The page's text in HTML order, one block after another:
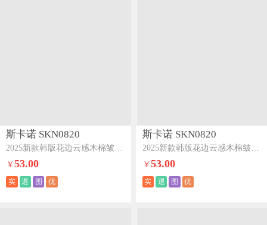
斯卡诺 SKN0820
2025新款韩版花边云感木棉皱皱纱夏被夏凉被空调被夏被四件套-兰溪
￥53.00
实 退 图 优
斯卡诺 SKN0820
2025新款韩版花边云感木棉皱皱纱夏被夏凉被空调被夏被四件套-花海
￥ 53.00
实 退 图 优